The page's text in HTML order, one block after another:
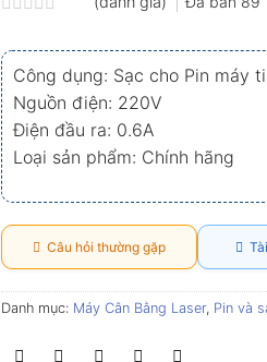
xếp
hạng
0.0
5
sao
Công dụng: Sạc cho Pin máy
Nguồn điện: 220V
Điện đầu ra: 0.6A
Loại sản phẩm: Chính hãng
Câu hỏi thường gặp
Danh mục: Máy Cân Bằng Laser, Pin và